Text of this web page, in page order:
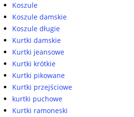
Koszule
Koszule damskie
Koszule długie
Kurtki damskie
Kurtki jeansowe
Kurtki krótkie
Kurtki pikowane
Kurtki przejściowe
kurtki puchowe
Kurtki ramoneski